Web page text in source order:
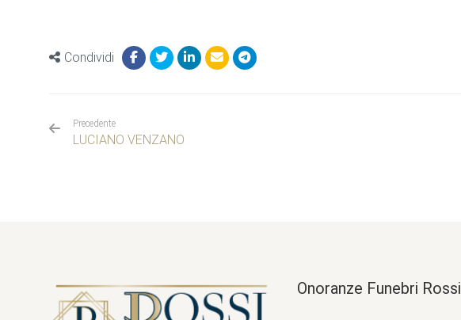
Condividi
Precedente
LUCIANO VENZANO
Onoranze Funebri Rossi